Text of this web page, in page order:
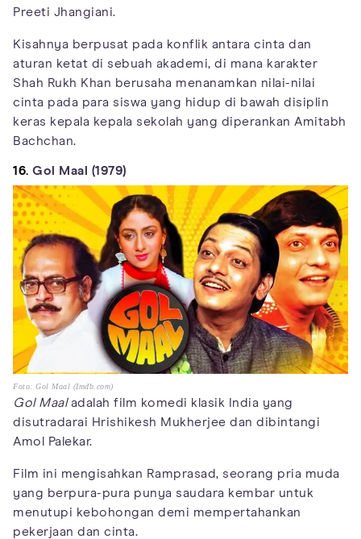
Preeti Jhangiani.
Kisahnya berpusat pada konflik antara cinta dan
aturan ketat di sebuah akademi, di mana karakter
Shah Rukh Khan berusaha menanamkan nilai-nilai
cinta pada para siswa yang hidup di bawah disiplin
keras kepala kepala sekolah yang diperankan Amitabh
Bachchan.
16. Gol Maal (1979)
Foto: Gol Maal (Imdb.com)
Gol Maaladalah film komedi klasik India yang
disutradarai Hrishikesh Mukherjee dan dibintangi
Amol Palekar.
Film ini mengisahkan Ramprasad, seorang pria muda
yang berpura-pura punya saudara kembar untuk
menutupi kebohongan demi mempertahankan
pekerjaan dan cinta.